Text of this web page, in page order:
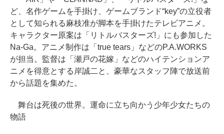
ど、名作ゲームを手掛け、ゲームブランド“key”の立役者
として知られる麻枝准が脚本を手掛けたテレビアニメ。
キャラクター原案は「リトルバスターズ!」にも参加した
Na-Ga。アニメ制作は「true tears」などのP.A.WORKS
が担当。監督は「瀬戸の花嫁」などのハイテンションア
ニメを得意とする岸誠二と、豪華なスタッフ陣で放送前
から話題を集めた。
舞台は死後の世界。運命に立ち向かう少年少女たちの
物語